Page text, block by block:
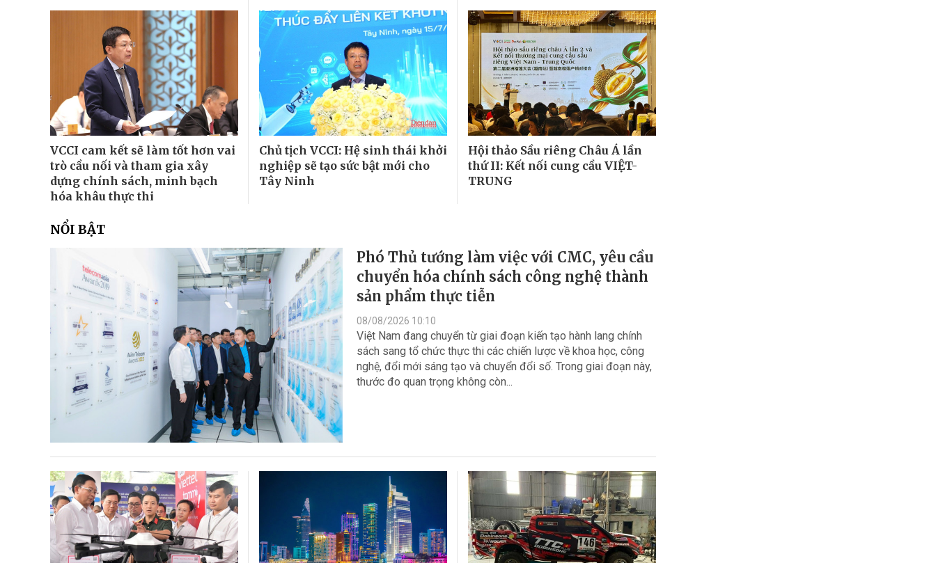
VCCI cam kết sẽ làm tốt hơn vai
trò cầu nối và tham gia xây
dựng chính sách, minh bạch
hóa khâu thực thi
Chủ tịch VCCI: Hệ sinh thái khởi
nghiệp sẽ tạo sức bật mới cho
Tây Ninh
Hội thảo Sầu riêng Châu Á lần
thứ II: Kết nối cung cầu VIỆT-
TRUNG
NỔI BẬT
Phó Thủ tướng làm việc với CMC, yêu cầu
chuyển hóa chính sách công nghệ thành
sản phẩm thực tiễn
08/08/2026 10:10
Việt Nam đang chuyển từ giai đoạn kiến tạo hành lang chính
sách sang tổ chức thực thi các chiến lược về khoa học, công
nghệ, đổi mới sáng tạo và chuyển đổi số. Trong giai đoạn này,
thước đo quan trọng không còn...